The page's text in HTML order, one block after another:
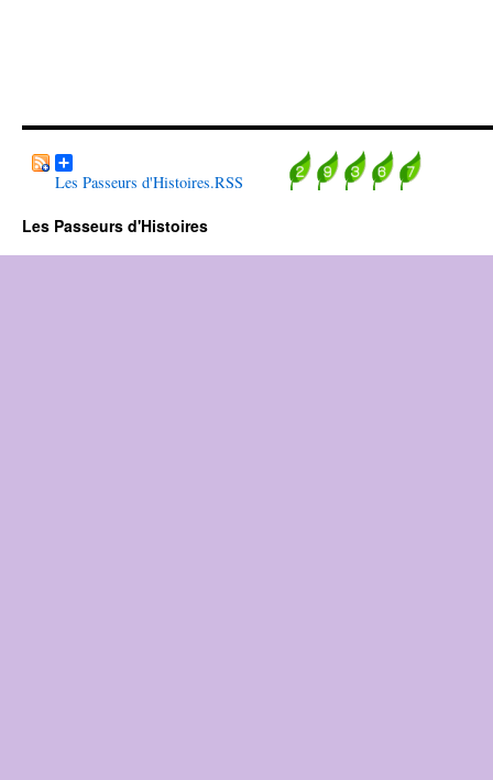
Les Passeurs d'Histoires.RSS
Les Passeurs d'Histoires